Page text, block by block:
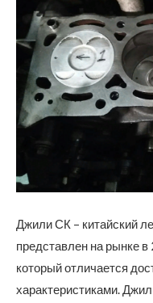
Джили СК – китайский
представлен на рынке
который отличается
характеристиками.